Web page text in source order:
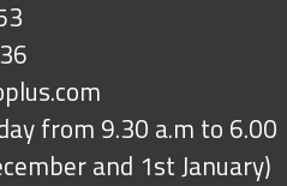
from 9.30 a.m to 6.00
and 1st January)